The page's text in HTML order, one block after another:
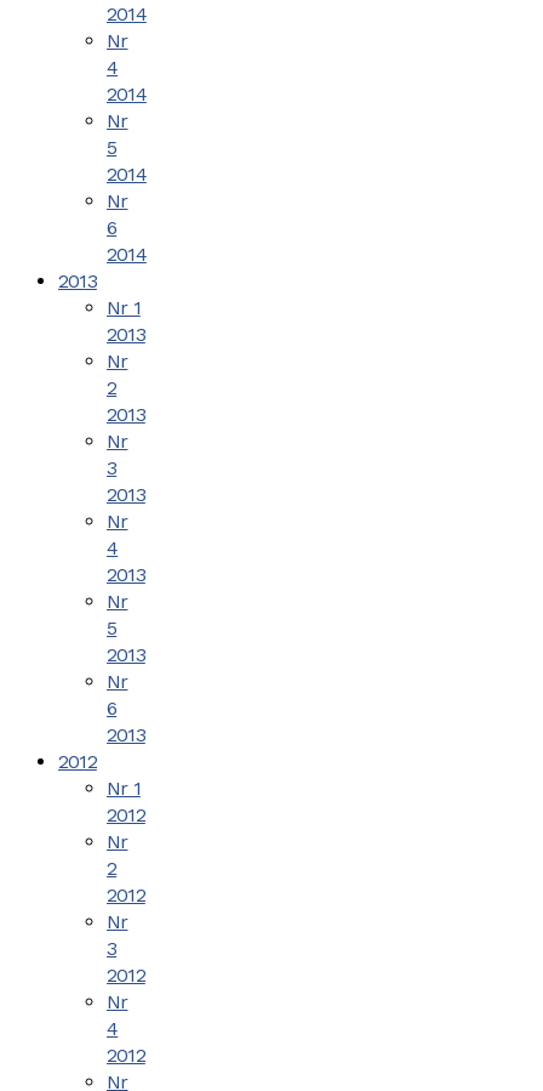
2014
Nr
4
2014
Nr
5
2014
Nr
6
2014
2013
Nr 1
2013
Nr
2
2013
Nr
3
2013
Nr
4
2013
Nr
5
2013
Nr
6
2013
2012
Nr 1
2012
Nr
2
2012
Nr
3
2012
Nr
4
2012
Nr